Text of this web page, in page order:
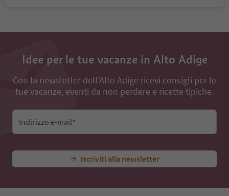
Idee per le tue vacanze in Alto Adige
Con la newsletter dell’Alto Adige ricevi consigli per le
tue vacanze, eventi da non perdere e ricette tipiche.
Indirizzo e-mail*
Iscriviti alla newsletter